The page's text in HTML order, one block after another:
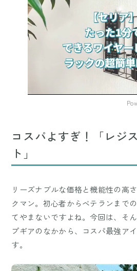
コスパよすぎ！「レジ
ト」
リーズナブルな価格と機能性の高
クマン。初心者からベテランまで
てやまないですよね。今回は、そ
プギアのなかから、コスパ最強ア
す。